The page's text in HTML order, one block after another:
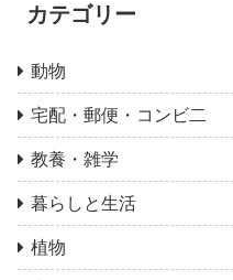
カテゴリー
動物
宅配・郵便・コンビ二
教養・雑学
暮らしと生活
植物